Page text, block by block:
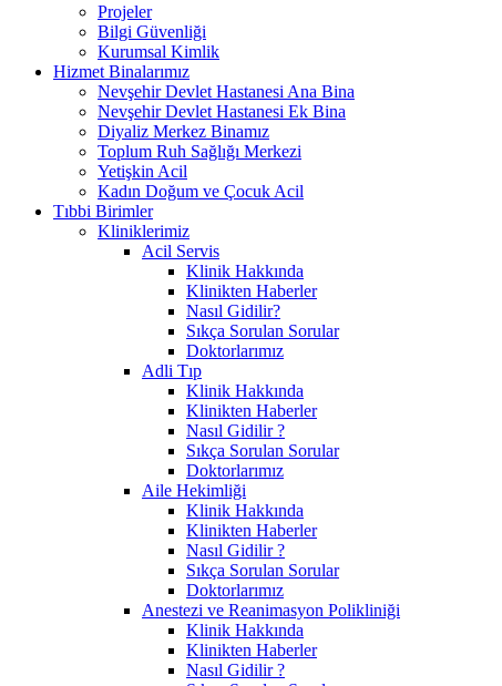
Projeler
Bilgi Güvenliği
Kurumsal Kimlik
Hizmet Binalarımız
Nevşehir Devlet Hastanesi Ana Bina
Nevşehir Devlet Hastanesi Ek Bina
Diyaliz Merkez Binamız
Toplum Ruh Sağlığı Merkezi
Yetişkin Acil
Kadın Doğum ve Çocuk Acil
Tıbbi Birimler
Kliniklerimiz
Acil Servis
Klinik Hakkında
Klinikten Haberler
Nasıl Gidilir?
Sıkça Sorulan Sorular
Doktorlarımız
Adli Tıp
Klinik Hakkında
Klinikten Haberler
Nasıl Gidilir ?
Sıkça Sorulan Sorular
Doktorlarımız
Aile Hekimliği
Klinik Hakkında
Klinikten Haberler
Nasıl Gidilir ?
Sıkça Sorulan Sorular
Doktorlarımız
Anestezi ve Reanimasyon Polikliniği
Klinik Hakkında
Klinikten Haberler
Nasıl Gidilir ?